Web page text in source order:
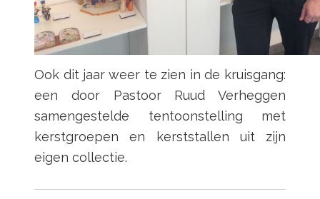
Ook dit jaar weer te zien in de kruisgang:
een door Pastoor Ruud Verheggen
samengestelde tentoonstelling met
kerstgroepen en kerststallen uit zijn
eigen collectie.